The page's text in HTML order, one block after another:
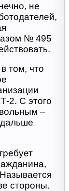
не
№ 495
том, что
2. С этого
–
стороны.